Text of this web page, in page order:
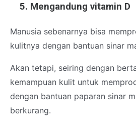
Mengandung vitamin D
Manusia sebenarnya bisa
kulitnya dengan bantuan sinar
Akan tetapi, seiring dengan
kemampuan kulit untuk
dengan bantuan paparan sinar
berkurang.